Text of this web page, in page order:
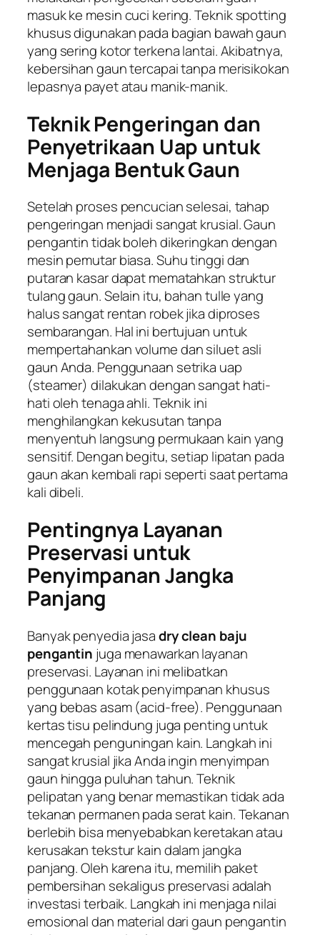
masuk ke mesin cuci kering. Teknikspotting
khusus digunakan pada bagian bawah gaun
yang sering kotor terkena lantai. Akibatnya,
kebersihan gaun tercapai tanpa merisikokan
lepasnya payet atau manik-manik.
Teknik Pengeringan dan
Penyetrikaan Uap untuk
Menjaga Bentuk Gaun
Setelah proses pencucian selesai, tahap
pengeringan menjadi sangat krusial. Gaun
pengantin tidak boleh dikeringkan dengan
mesin pemutar biasa. Suhu tinggi dan
putaran kasar dapat mematahkan struktur
tulang gaun. Selain itu, bahan tulle yang
halus sangat rentan robek jika diproses
sembarangan. Hal ini bertujuan untuk
mempertahankan volume dan siluet asli
gaun Anda. Penggunaan setrika uap
(steamer) dilakukan dengan sangat hati-
hati oleh tenaga ahli. Teknik ini
menghilangkan kekusutan tanpa
menyentuh langsung permukaan kain yang
sensitif. Dengan begitu, setiap lipatan pada
gaun akan kembali rapi seperti saat pertama
kali dibeli.
Pentingnya Layanan
Preservasi untuk
Penyimpanan Jangka
Panjang
Banyak penyedia jasadry clean baju
pengantin juga menawarkan layanan
preservasi. Layanan ini melibatkan
penggunaan kotak penyimpanan khusus
yang bebas asam (acid-free). Penggunaan
kertas tisu pelindung juga penting untuk
mencegah penguningan kain. Langkah ini
sangat krusial jika Anda ingin menyimpan
gaun hingga puluhan tahun. Teknik
pelipatan yang benar memastikan tidak ada
tekanan permanen pada serat kain. Tekanan
berlebih bisa menyebabkan keretakan atau
kerusakan tekstur kain dalam jangka
panjang. Oleh karena itu, memilih paket
pembersihan sekaligus preservasi adalah
investasi terbaik. Langkah ini menjaga nilai
emosional dan material dari gaun pengantin